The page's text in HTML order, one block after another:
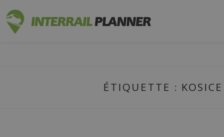
ÉTIQUETTE : KOSICE